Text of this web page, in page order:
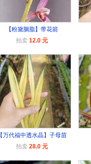
【粉黛胭脂】带花箭
拍卖 12.0 元
【万代福中透水晶】子母苗
拍卖 28.0 元